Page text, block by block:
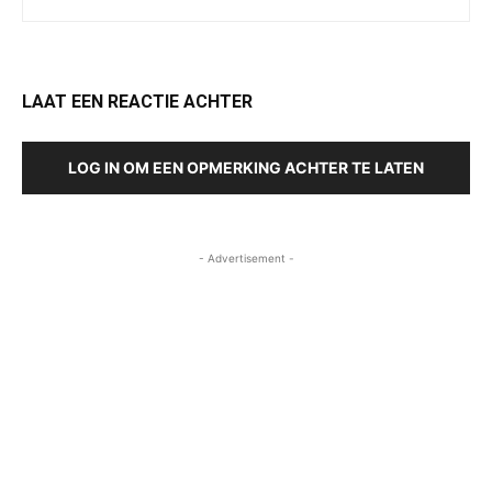
LAAT EEN REACTIE ACHTER
LOG IN OM EEN OPMERKING ACHTER TE LATEN
- Advertisement -